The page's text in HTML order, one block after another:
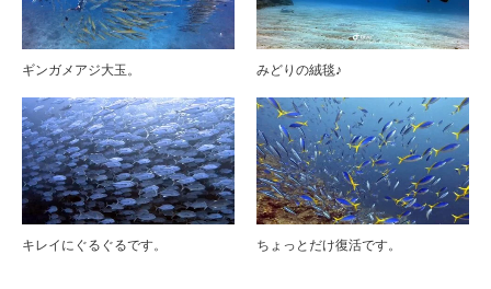
ギンガメアジ大玉。 みどりの絨毯♪
キレイにぐるぐるです。 ちょっとだけ復活です。